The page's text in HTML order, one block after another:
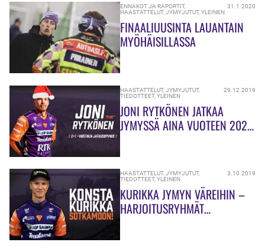
ENNAKOT JA RAPORTIT,
HAASTATTELUT,JYMYJUTUT,YLEINEN
31.1.2020
FINAALIUUSINTA LAUANTAIN
MYÖHÄISILLASSA
HAASTATTELUT,JYMYJUTUT,
TIEDOTTEET,YLEINEN
29.12.2019
JONI RYTKÖNEN JATKAA
JYMYSSÄ AINA VUOTEEN 2022
HAASTATTELUT,JYMYJUTUT,
TIEDOTTEET,YLEINEN
3.10.2019
KURIKKA JYMYN VÄREIHIN –
HARJOITUSRYHMÄT